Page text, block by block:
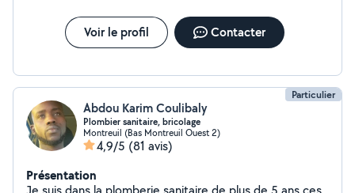
Voir le profil Contacter
Particulier
Abdou Karim Coulibaly
Plombier sanitaire, bricolage
Montreuil (Bas Montreuil Ouest 2)
4,9/5 (81 avis)
Présentation